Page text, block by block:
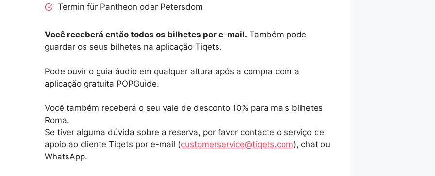
Termin für Pantheon oder Petersdom
Você receberá então todos os bilhetes por e-mail. Também pode
guardar os seus bilhetes na aplicação Tiqets.
Pode ouvir o guia áudio em qualquer altura após a compra com a
aplicação gratuita POPGuide.
Você também receberá o seu vale de desconto 10% para mais bilhetes
Roma.
Se tiver alguma dúvida sobre a reserva, por favor contacte o serviço de
apoio ao cliente Tiqets por e-mail (customerservice@tiqets.com), chat ou
WhatsApp.